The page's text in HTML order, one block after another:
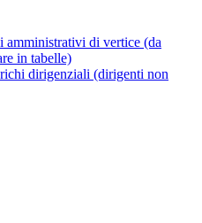
amministrativi di vertice (da
in tabelle)
dirigenziali (dirigenti non